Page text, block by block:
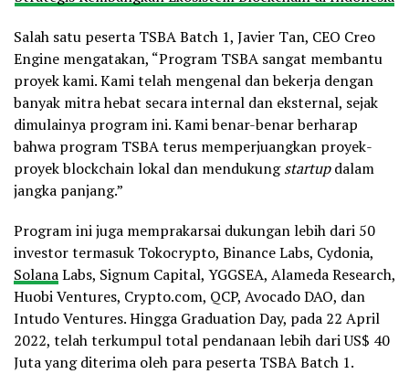
Salah satu peserta TSBA Batch 1, Javier Tan, CEO Creo
Engine mengatakan, “Program TSBA sangat membantu
proyek kami. Kami telah mengenal dan bekerja dengan
banyak mitra hebat secara internal dan eksternal, sejak
dimulainya program ini. Kami benar-benar berharap
bahwa program TSBA terus memperjuangkan proyek-
proyek blockchain lokal dan mendukungstartupdalam
jangka panjang.”
Program ini juga memprakarsai dukungan lebih dari 50
investor termasuk Tokocrypto, Binance Labs, Cydonia,
SolanaLabs, Signum Capital, YGGSEA, Alameda Research,
Huobi Ventures, Crypto.com, QCP, Avocado DAO, dan
Intudo Ventures. Hingga Graduation Day, pada 22 April
2022, telah terkumpul total pendanaan lebih dari US$ 40
Juta yang diterima oleh para peserta TSBA Batch 1.